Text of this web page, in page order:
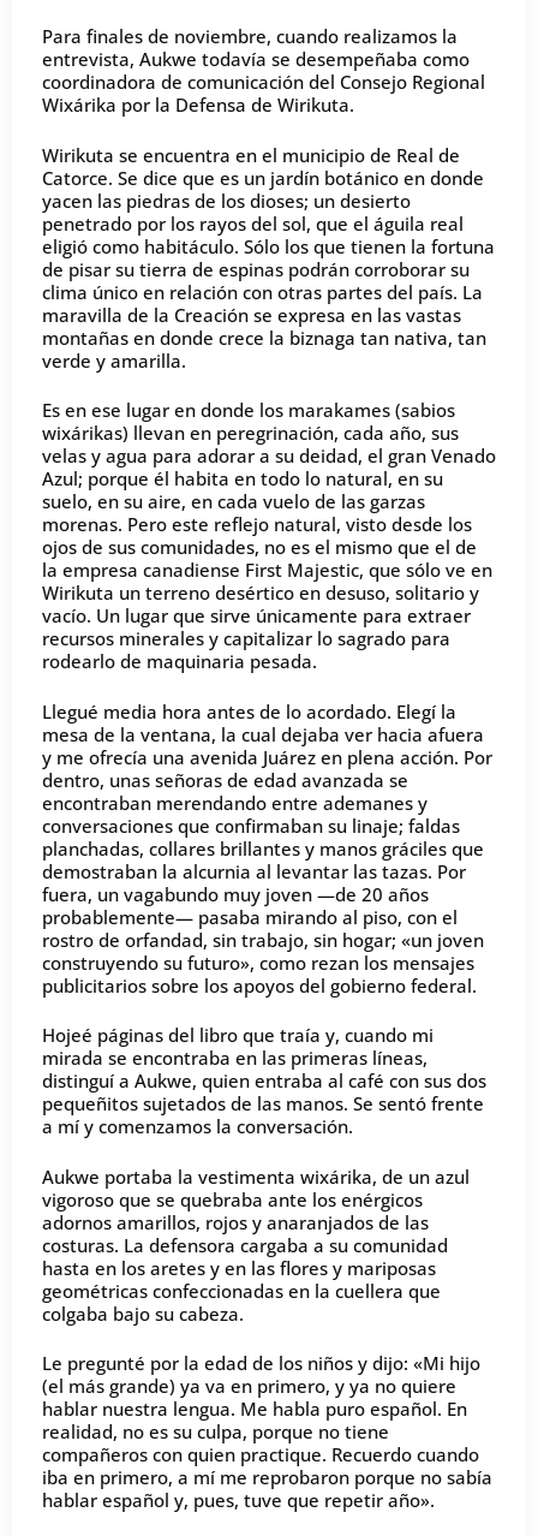
Para finales de noviembre, cuando realizamos la
entrevista, Aukwe todavía se desempeñaba como
coordinadora de comunicación del Consejo Regional
Wixárika por la Defensa de Wirikuta.
Wirikuta se encuentra en el municipio de Real de
Catorce. Se dice que es un jardín botánico en donde
yacen las piedras de los dioses; un desierto
penetrado por los rayos del sol, que el águila real
eligió como habitáculo. Sólo los que tienen la fortuna
de pisar su tierra de espinas podrán corroborar su
clima único en relación con otras partes del país. La
maravilla de la Creación se expresa en las vastas
montañas en donde crece la biznaga tan nativa, tan
verde y amarilla.
Es en ese lugar en donde los marakames (sabios
wixárikas) llevan en peregrinación, cada año, sus
velas y agua para adorar a su deidad, el gran Venado
Azul; porque él habita en todo lo natural, en su
suelo, en su aire, en cada vuelo de las garzas
morenas. Pero este reflejo natural, visto desde los
ojos de sus comunidades, no es el mismo que el de
la empresa canadiense First Majestic, que sólo ve en
Wirikuta un terreno desértico en desuso, solitario y
vacío. Un lugar que sirve únicamente para extraer
recursos minerales y capitalizar lo sagrado para
rodearlo de maquinaria pesada.
Llegué media hora antes de lo acordado. Elegí la
mesa de la ventana, la cual dejaba ver hacia afuera
y me ofrecía una avenida Juárez en plena acción. Por
dentro, unas señoras de edad avanzada se
encontraban merendando entre ademanes y
conversaciones que confirmaban su linaje; faldas
planchadas, collares brillantes y manos gráciles que
demostraban la alcurnia al levantar las tazas. Por
fuera, un vagabundo muy joven —de 20 años
probablemente— pasaba mirando al piso, con el
rostro de orfandad, sin trabajo, sin hogar; «un joven
construyendo su futuro», como rezan los mensajes
publicitarios sobre los apoyos del gobierno federal.
Hojeé páginas del libro que traía y, cuando mi
mirada se encontraba en las primeras líneas,
distinguí a Aukwe, quien entraba al café con sus dos
pequeñitos sujetados de las manos. Se sentó frente
a mí y comenzamos la conversación.
Aukwe portaba la vestimenta wixárika, de un azul
vigoroso que se quebraba ante los enérgicos
adornos amarillos, rojos y anaranjados de las
costuras. La defensora cargaba a su comunidad
hasta en los aretes y en las flores y mariposas
geométricas confeccionadas en la cuellera que
colgaba bajo su cabeza.
Le pregunté por la edad de los niños y dijo: «Mi hijo
(el más grande) ya va en primero, y ya no quiere
hablar nuestra lengua. Me habla puro español. En
realidad, no es su culpa, porque no tiene
compañeros con quien practique. Recuerdo cuando
iba en primero, a mí me reprobaron porque no sabía
hablar español y, pues, tuve que repetir año».